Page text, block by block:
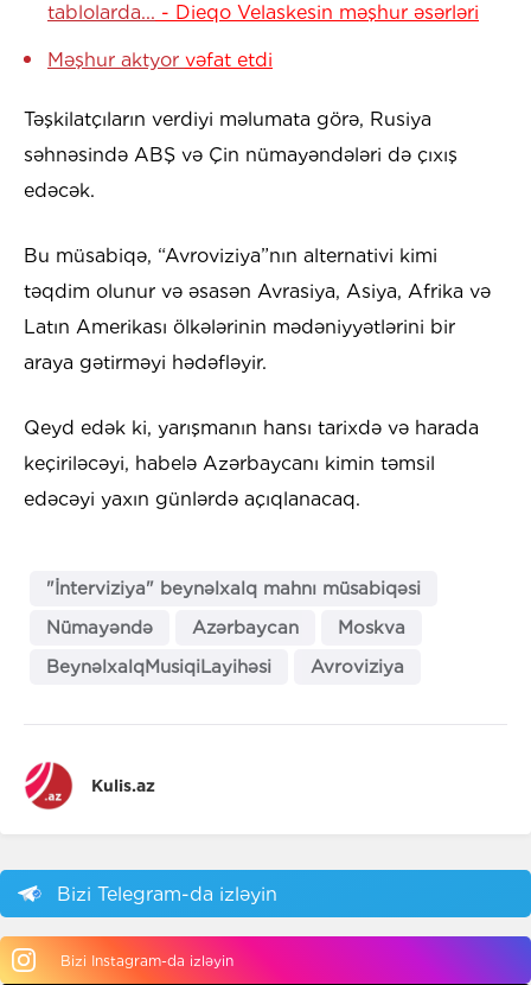
tablolarda... - Dieqo Velaskesin məşhur əsərləri
Məşhur aktyor vəfat etdi
Təşkilatçıların verdiyi məlumata görə, Rusiya
səhnəsində ABŞ və Çin nümayəndələri də çıxış
edəcək.
Bu müsabiqə, “Avroviziya”nın alternativi kimi
təqdim olunur və əsasən Avrasiya, Asiya, Afrika və
Latın Amerikası ölkələrinin mədəniyyətlərini bir
araya gətirməyi hədəfləyir.
Qeyd edək ki, yarışmanın hansı tarixdə və harada
keçiriləcəyi, habelə Azərbaycanı kimin təmsil
edəcəyi yaxın günlərdə açıqlanacaq.
"İnterviziya" beynəlxalq mahnı müsabiqəsi
Nümayəndə
Azərbaycan
Moskva
BeynəlxalqMusiqiLayihəsi
Avroviziya
Kulis.az
Bizi Telegram-da izləyin
Bizi Instagram-da izləyin